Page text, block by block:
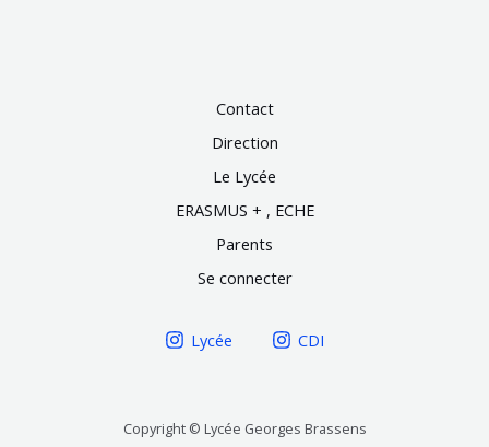
Contact
Direction
Le Lycée
ERASMUS + , ECHE
Parents
Se connecter
Lycée CDI
Copyright © Lycée Georges Brassens